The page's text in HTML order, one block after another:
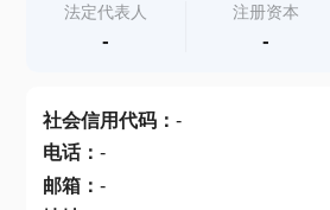
查产地
法定代表人
-
注册资本
-
社会信用代码： -
电话： -
邮箱： -